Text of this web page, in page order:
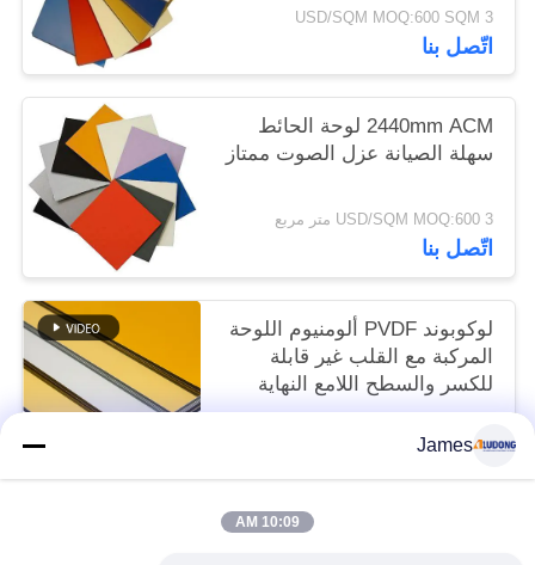
3 USD/SQM MOQ:600 SQM
اتّصل بنا
2440mm ACM لوحة الحائط
سهلة الصيانة عزل الصوت ممتاز
3 USD/SQM MOQ:600 متر مربع
اتّصل بنا
لوكوبوند PVDF ألومنيوم اللوحة
المركبة مع القلب غير قابلة
للكسر والسطح اللامع النهاية
اتّصل بنا
James
10:09 AM